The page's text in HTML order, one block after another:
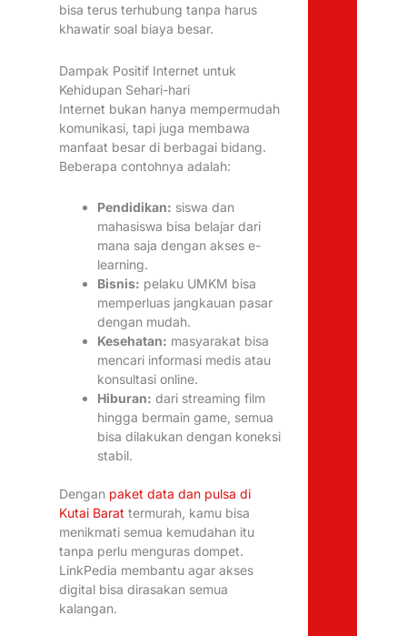
bisa terus terhubung tanpa harus
khawatir soal biaya besar.
Dampak Positif Internet untuk
Kehidupan Sehari-hari
Internet bukan hanya mempermudah
komunikasi, tapi juga membawa
manfaat besar di berbagai bidang.
Beberapa contohnya adalah:
Pendidikan: siswa dan
mahasiswa bisa belajar dari
mana saja dengan akses e-
learning.
Bisnis: pelaku UMKM bisa
memperluas jangkauan pasar
dengan mudah.
Kesehatan: masyarakat bisa
mencari informasi medis atau
konsultasi online.
Hiburan: dari streaming film
hingga bermain game, semua
bisa dilakukan dengan koneksi
stabil.
Dengan paket data dan pulsa di
Kutai Barat termurah, kamu bisa
menikmati semua kemudahan itu
tanpa perlu menguras dompet.
LinkPedia membantu agar akses
digital bisa dirasakan semua
kalangan.